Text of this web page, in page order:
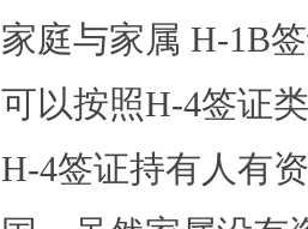
家庭与家属 H-1B
可以按照H-4签证
H-4签证持有人有